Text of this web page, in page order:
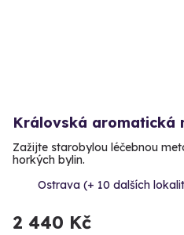
Královská aromatická
Zažijte starobylou léčebnou
horkých bylin.
Ostrava (+ 10 dalších
2 440 Kč